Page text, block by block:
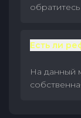
Есть ли
На данный